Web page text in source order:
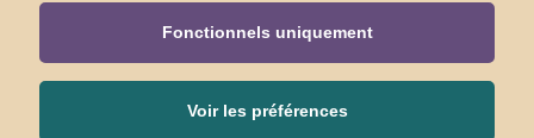
Fonctionnels uniquement
Voir les préférences